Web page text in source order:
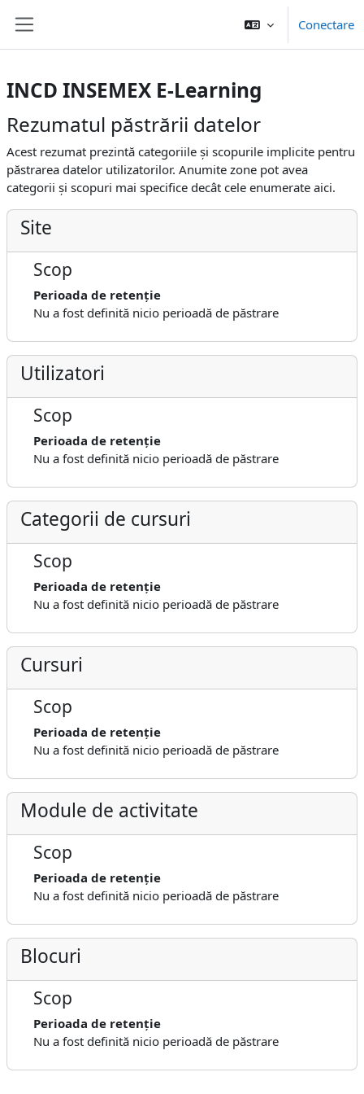
Conectare
INCD INSEMEX E-Learning
Rezumatul păstrării datelor
Acest rezumat prezintă categoriile și scopurile implicite pentru
păstrarea datelor utilizatorilor. Anumite zone pot avea
categorii și scopuri mai specifice decât cele enumerate aici.
Site
Scop
Perioada de retenție
Nu a fost definită nicio perioadă de păstrare
Utilizatori
Scop
Perioada de retenție
Nu a fost definită nicio perioadă de păstrare
Categorii de cursuri
Scop
Perioada de retenție
Nu a fost definită nicio perioadă de păstrare
Cursuri
Scop
Perioada de retenție
Nu a fost definită nicio perioadă de păstrare
Module de activitate
Scop
Perioada de retenție
Nu a fost definită nicio perioadă de păstrare
Blocuri
Scop
Perioada de retenție
Nu a fost definită nicio perioadă de păstrare